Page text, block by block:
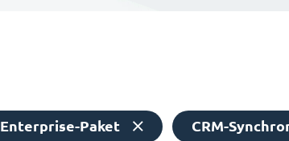
Paket CRM-